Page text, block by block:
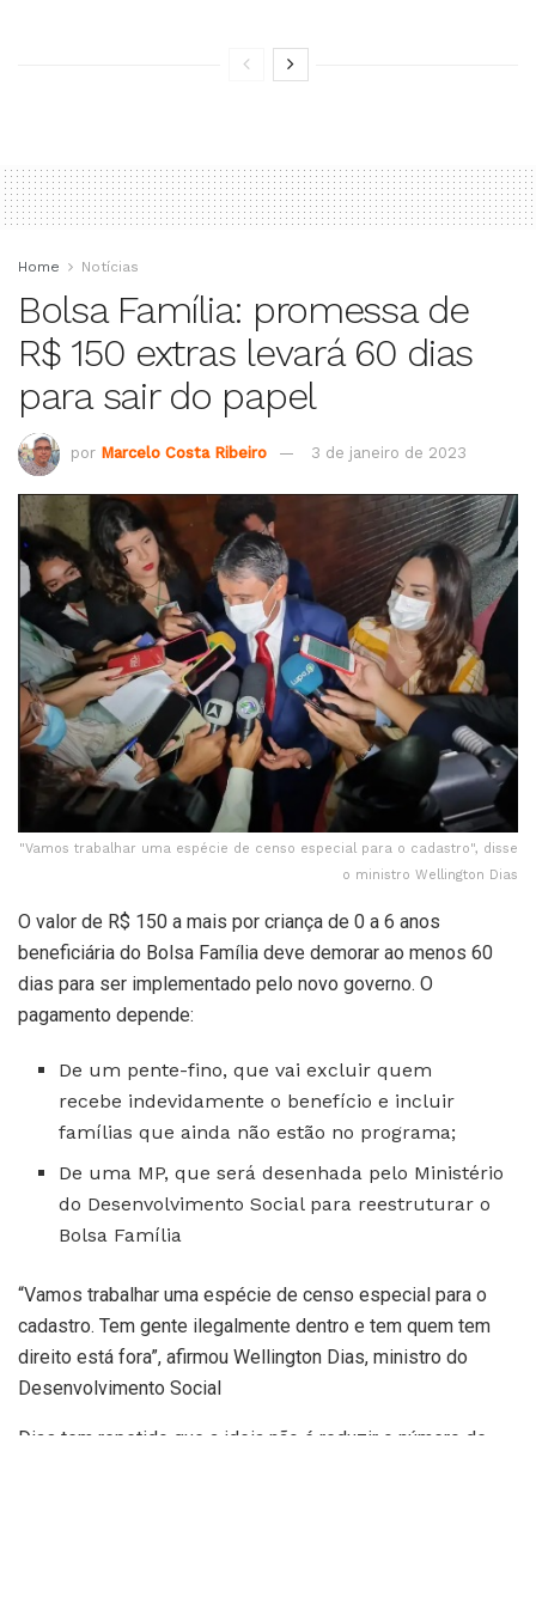
Home Notícias
Bolsa Família: promessa de
R$ 150 extras levará 60 dias
para sair do papel
por Marcelo Costa Ribeiro 3 de janeiro de 2023
"Vamos trabalhar uma espécie de censo especial para o cadastro", disse
o ministro Wellington Dias
O valor de R$ 150 a mais por criança de 0 a 6 anos
beneficiária do Bolsa Família deve demorar ao menos 60
dias para ser implementado pelo novo governo. O
pagamento depende:
De um pente-fino, que vai excluir quem
recebe indevidamente o benefício e incluir
famílias que ainda não estão no programa;
De uma MP, que será desenhada pelo Ministério
do Desenvolvimento Social para reestruturar o
Bolsa Família
“Vamos trabalhar uma espécie de censo especial para o
cadastro. Tem gente ilegalmente dentro e tem quem tem
direito está fora”, afirmou Wellington Dias, ministro do
Desenvolvimento Social
Dias tem repetido que a ideia não é reduzir o número de